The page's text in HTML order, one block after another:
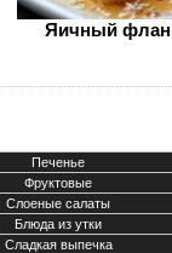
Яичный флан
Печенье
Фруктовые
Слоеные салаты
Блюда из утки
Сладкая выпечка